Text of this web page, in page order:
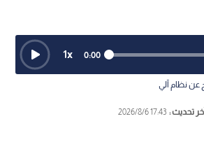
0:00
1x
عن نظام آلي
آخر تحديث :17:43 2026/8/6